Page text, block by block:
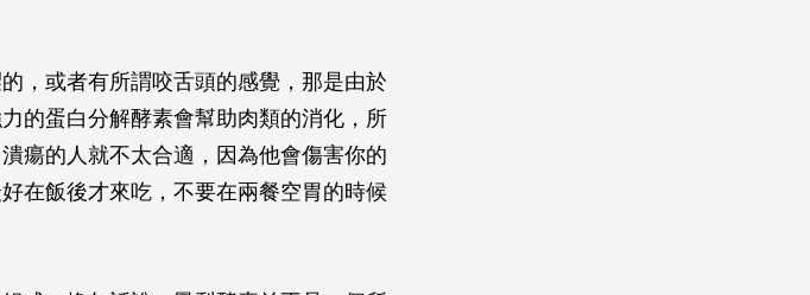
，或者有所謂咬舌頭的感覺，那是由於
的蛋白分解酵素會幫助肉類的消化，所
瘍的人就不太合適，因為他會傷害你的
在飯後才來吃，不要在兩餐空胃的時候